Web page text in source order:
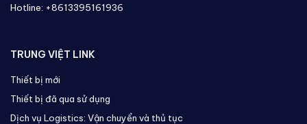
Hotline: +8613395161936
TRUNG VIỆT LINK
Thiết bị mới
Thiết bị đã qua sử dụng
Dịch vụ Logistics: Vận chuyển và thủ tục